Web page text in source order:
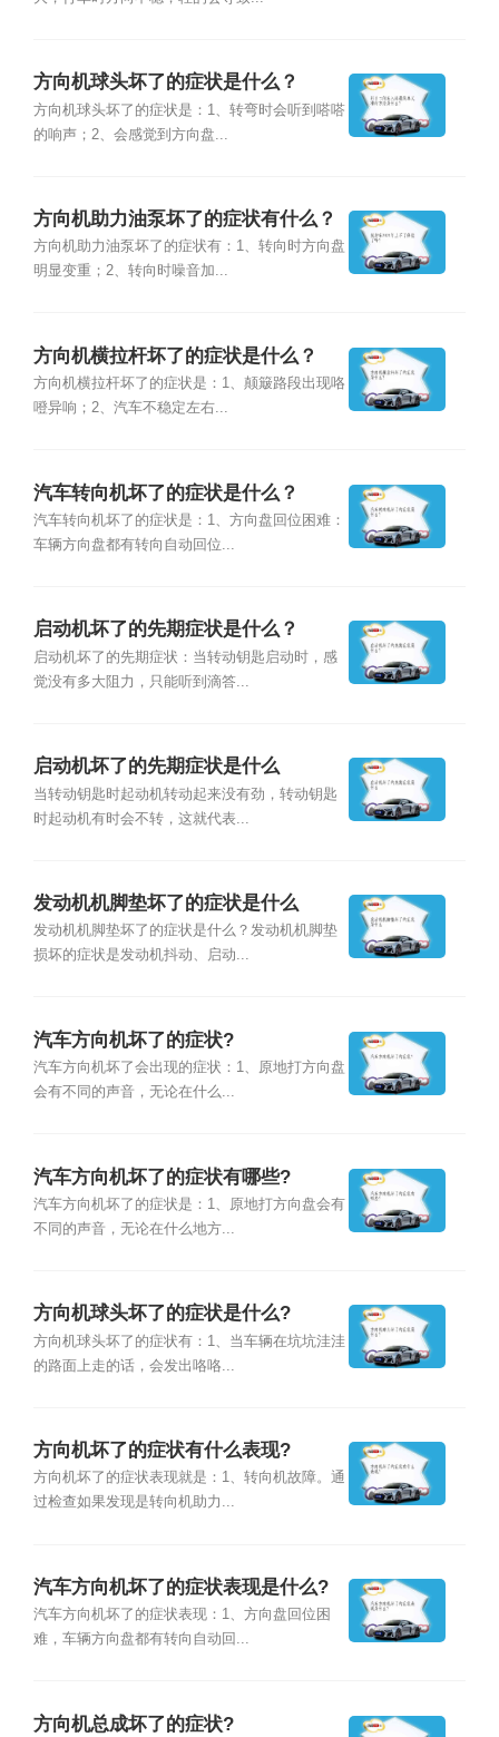
方向机球头坏了的症状是什么？
方向机球头坏了的症状是：1、转弯时会听到嗒嗒
的响声；2、会感觉到方向盘...
方向机助力油泵坏了的症状有什么？
方向机助力油泵坏了的症状有：1、转向时方向盘
明显变重；2、转向时噪音加...
方向机横拉杆坏了的症状是什么？
方向机横拉杆坏了的症状是：1、颠簸路段出现咯
噔异响；2、汽车不稳定左右...
汽车转向机坏了的症状是什么？
汽车转向机坏了的症状是：1、方向盘回位困难：
车辆方向盘都有转向自动回位...
启动机坏了的先期症状是什么？
启动机坏了的先期症状：当转动钥匙启动时，感
觉没有多大阻力，只能听到滴答...
启动机坏了的先期症状是什么
当转动钥匙时起动机转动起来没有劲，转动钥匙
时起动机有时会不转，这就代表...
发动机机脚垫坏了的症状是什么
发动机机脚垫坏了的症状是什么？发动机机脚垫
损坏的症状是发动机抖动、启动...
汽车方向机坏了的症状?
汽车方向机坏了会出现的症状：1、原地打方向盘
会有不同的声音，无论在什么...
汽车方向机坏了的症状有哪些?
汽车方向机坏了的症状是：1、原地打方向盘会有
不同的声音，无论在什么地方...
方向机球头坏了的症状是什么?
方向机球头坏了的症状有：1、当车辆在坑坑洼洼
的路面上走的话，会发出咯咯...
方向机坏了的症状有什么表现?
方向机坏了的症状表现就是：1、转向机故障。通
过检查如果发现是转向机助力...
汽车方向机坏了的症状表现是什么?
汽车方向机坏了的症状表现：1、方向盘回位困
难，车辆方向盘都有转向自动回...
方向机总成坏了的症状?